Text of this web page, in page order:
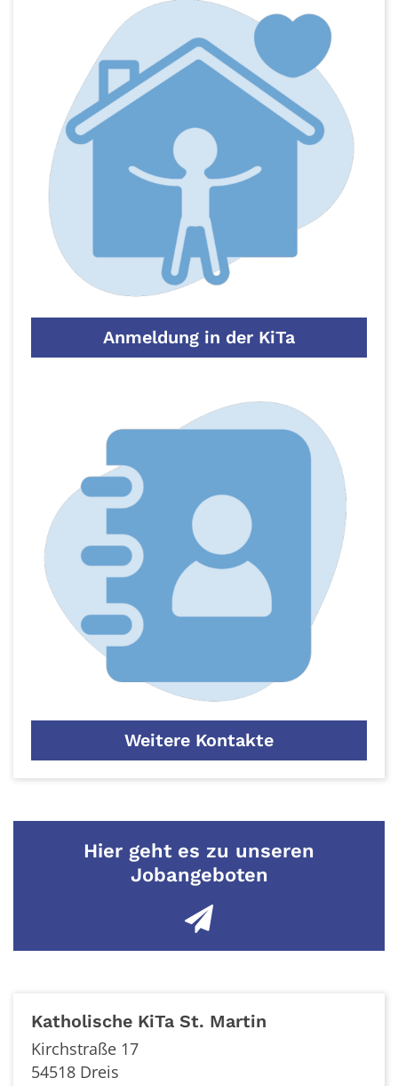
Anmeldung in der KiTa
Weitere Kontakte
Hier geht es zu unseren
Jobangeboten
Katholische KiTa St. Martin
Kirchstraße 17
54518 Dreis